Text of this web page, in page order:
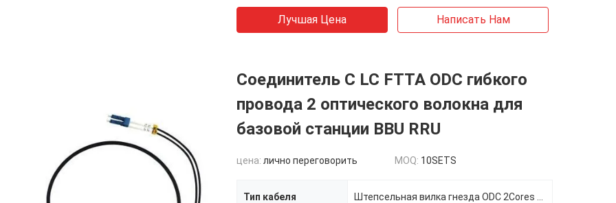
Лучшая Цена Написать Нам
Соединитель C LC FTTA ODC гибкого
провода 2 оптического волокна для
базовой станции BBU RRU
цена: лично переговорить MOQ: 10SETS
Тип кабеля